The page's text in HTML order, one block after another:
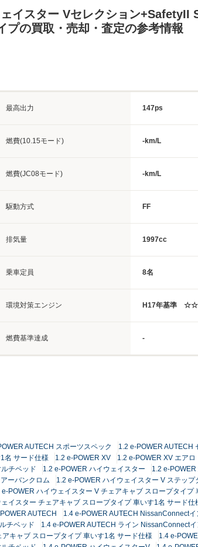
イスター Vセレクション+SafetyII
プの買取・売却・査定の参考情報
最高出力 147ps
燃費(10.15モード) -km/L
燃費(JC08モード) -km/L
駆動方式 FF
排気量 1997cc
乗車定員 8名
環境対策エンジン H17年基準
燃費基準達成 -
AUTECH スポーツスペック 1.2 e-POWER AUTECH
名 サード仕様 1.2 e-POWER XV 1.2 e-POWER XV エアロ
チベッド 1.2 e-POWER ハイウェイスター
1.2 e-
ーバンクロム
1.2 e-POWER ハイウェイスター V ステップ
e-POWER ハイウェイスター V チェアキャブ スロープタイプ
イスター チェアキャブ スロープタイプ 車いす1名 サード仕
AUTECH
1.4 e-POWER AUTECH NissanConnect
チベッド
1.4 e-POWER AUTECH ライン NissanConnect
アキャブ スロープタイプ 車いす1名 サード仕様 1.4 e-